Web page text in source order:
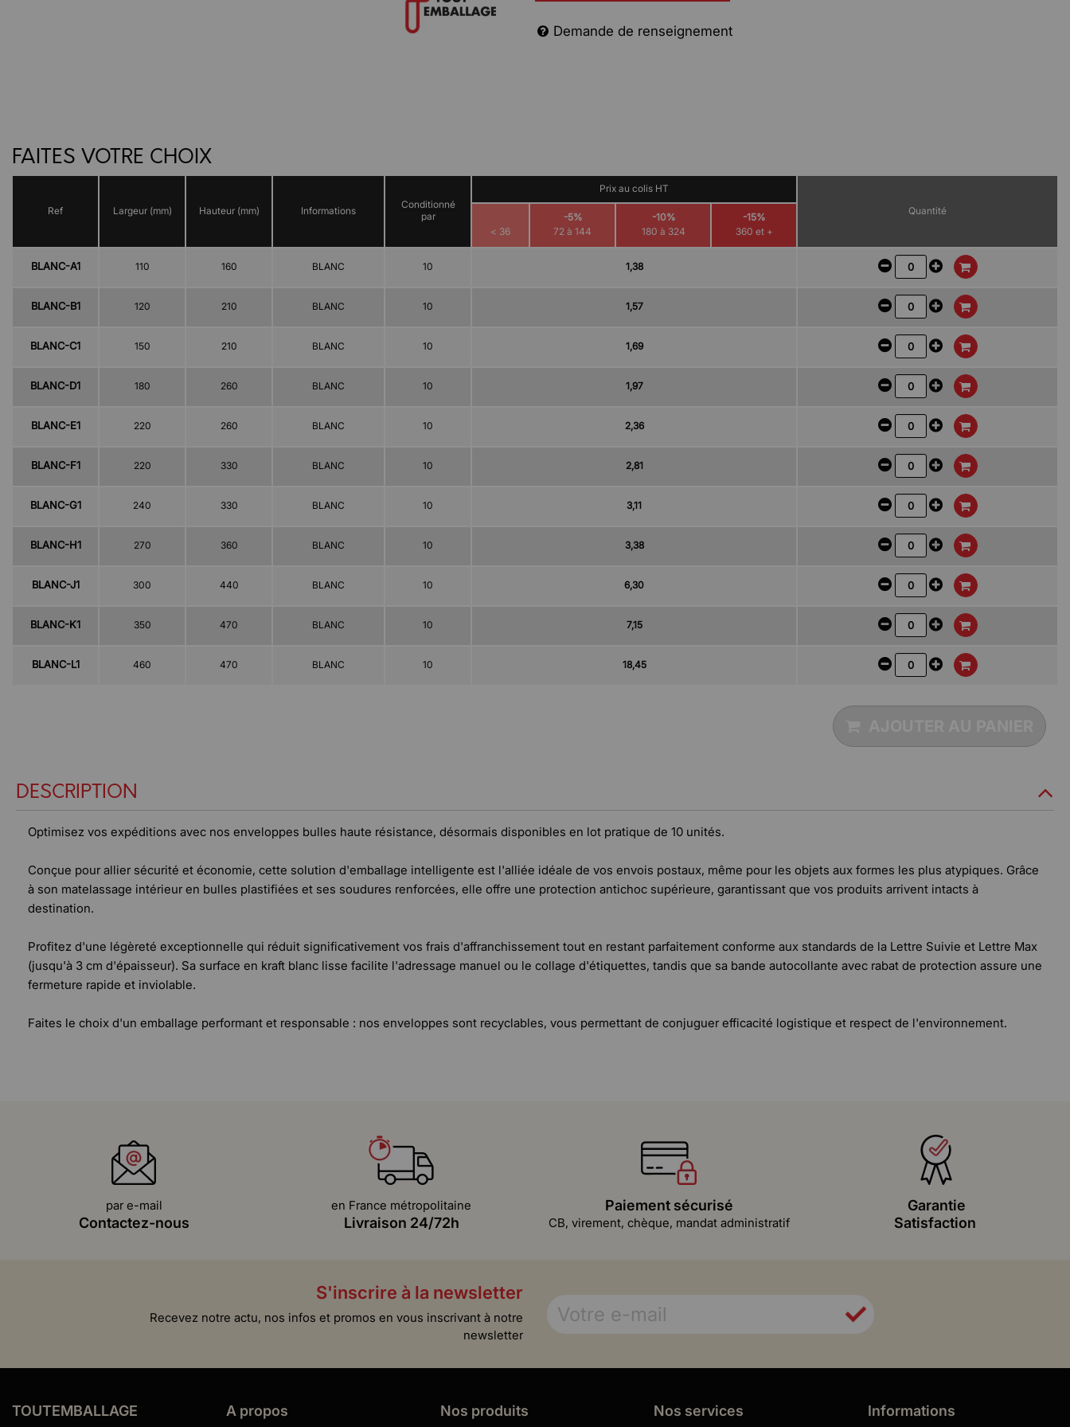
Demande de renseignement
FAITES VOTRE CHOIX
Ref Largeur (mm) Hauteur (mm) Informations
Conditionné
par
Prix au colis HT
Quantité
< 36
-5%
72 à 144
-10%
180 à 324
-15%
360 et +
BLANC-A1 110 160 BLANC 10 1,38
BLANC-B1 120 210 BLANC 10 1,57
BLANC-C1 150 210 BLANC 10 1,69
BLANC-D1 180 260 BLANC 10 1,97
BLANC-E1 220 260 BLANC 10 2,36
BLANC-F1 220 330 BLANC 10 2,81
BLANC-G1 240 330 BLANC 10 3,11
BLANC-H1 270 360 BLANC 10 3,38
BLANC-J1 300 440 BLANC 10 6,30
BLANC-K1 350 470 BLANC 10 7,15
BLANC-L1 460 470 BLANC 10 18,45
DESCRIPTION
Optimisez vos expéditions avec nos enveloppes bulles haute résistance, désormais disponibles en lot pratique de 10 unités.
Conçue pour allier sécurité et économie, cette solution d'emballage intelligente est l'alliée idéale de vos envois postaux, même pour les objets aux formes les plus atypiques. Grâce
à son matelassage intérieur en bulles plastifiées et ses soudures renforcées, elle offre une protection antichoc supérieure, garantissant que vos produits arrivent intacts à
destination.
Profitez d'une légèreté exceptionnelle qui réduit significativement vos frais d'affranchissement tout en restant parfaitement conforme aux standards de la Lettre Suivie et Lettre Max
(jusqu'à 3 cm d'épaisseur). Sa surface en kraft blanc lisse facilite l'adressage manuel ou le collage d'étiquettes, tandis que sa bande autocollante avec rabat de protection assure une
fermeture rapide et inviolable.
Faites le choix d'un emballage performant et responsable : nos enveloppes sont recyclables, vous permettant de conjuguer efficacité logistique et respect de l'environnement.
par e-mail
Contactez-nous
en France métropolitaine
Livraison 24/72h
Paiement sécurisé
CB, virement, chèque, mandat administratif
Garantie
Satisfaction
S'inscrire à la newsletter
Recevez notre actu, nos infos et promos en vous inscrivant à notre
newsletter
TOUTEMBALLAGE A propos Nos produits Nos services Informations